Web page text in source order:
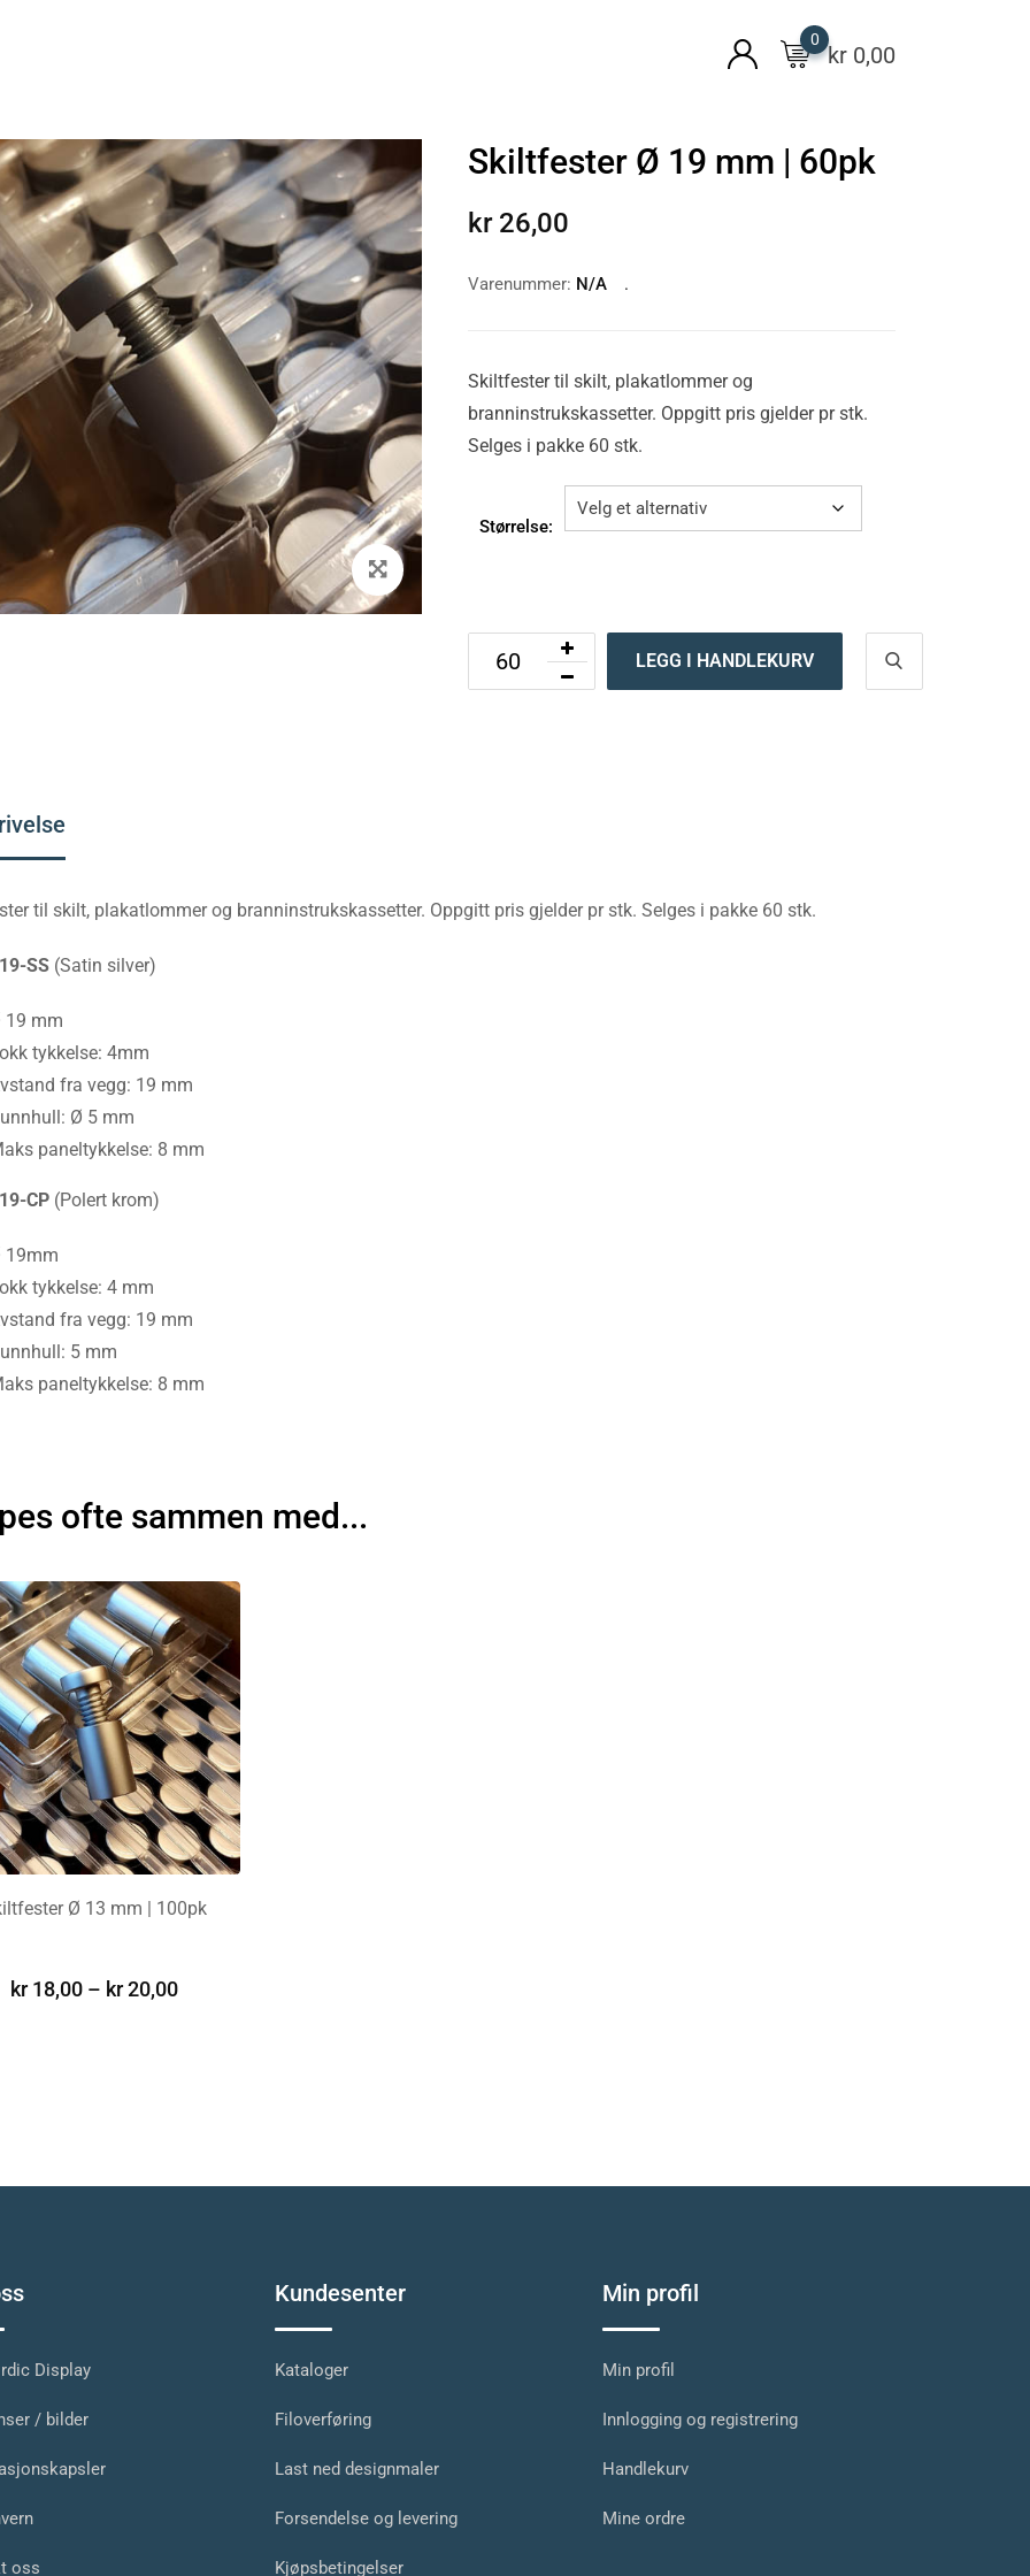
kr 0,00
0
Skiltfester Ø 19 mm | 60pk
kr26,00
Varenummer: N/A
Skiltfester til skilt, plakatlommer og
branninstrukskassetter. Oppgitt pris gjelder pr stk.
Selges i pakke 60 stk.
Størrelse:
LEGG I HANDLEKURV
til skilt, plakatlommer og branninstrukskassetter. Oppgitt pris gjelder pr stk. Selges i pakke 60 stk.
SS (Satin silver)
19 mm
tykkelse: 4mm
fra vegg: 19 mm
Ø 5 mm
paneltykkelse: 8 mm
CP (Polert krom)
19mm
tykkelse: 4 mm
fra vegg: 19 mm
5 mm
paneltykkelse: 8 mm
ofte sammen med...
Ø 13 mm | 100pk
kr18,00 – kr20,00
Display
/ bilder
oss
Kundesenter
Kataloger
Filoverføring
Last ned designmaler
Forsendelse og levering
Kjøpsbetingelser
Min profil
Min profil
Innlogging og registrering
Handlekurv
Mine ordre